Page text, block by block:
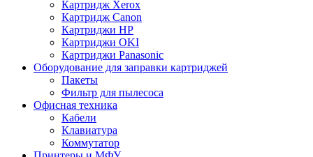
Картридж Xerox
Картридж Сanon
Картриджи HP
Картриджи OKI
Картриджи Panasonic
Оборудование для заправки картриджей
Пакеты
Фильтр для пылесоса
Офисная техника
Кабели
Клавиатура
Коммутатор